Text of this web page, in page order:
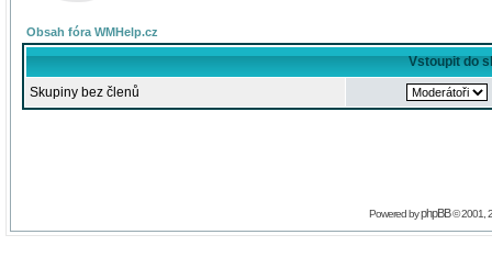
Obsah fóra WMHelp.cz
Vstoupit do
Skupiny bez členů
Powered byphpBB© 2001,